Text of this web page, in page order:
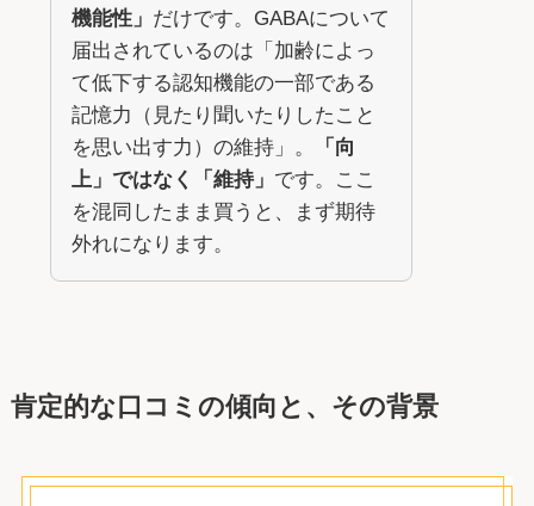
機能性」 だけです。GABAについて
届出されているのは「加齢によっ
て低下する認知機能の一部である
記憶力（見たり聞いたりしたこと
を思い出す力）の維持」。
「向
上」ではなく「維持」 です。ここ
を混同したまま買うと、まず期待
外れになります。
肯定的な口コミの傾向と、その背景